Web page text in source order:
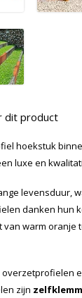
dit product
hoekstuk
luxe en
levensduur,
danken hun
warm
overzetprofielen
zijn